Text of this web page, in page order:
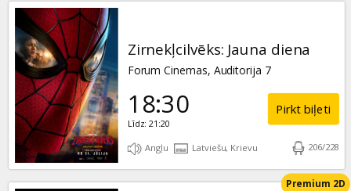
Zirnekļcilvēks: Jauna diena
Forum Cinemas, Auditorija 7
18:30
Līdz: 21:20
Pirkt biļeti
Angļu Latviešu, Krievu 206/228
Premium 2D